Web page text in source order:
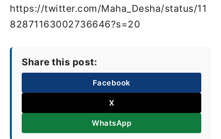
https://twitter.com/Maha_Desha/status/11
82871163002736646?s=20
Share this post:
Facebook
X
WhatsApp